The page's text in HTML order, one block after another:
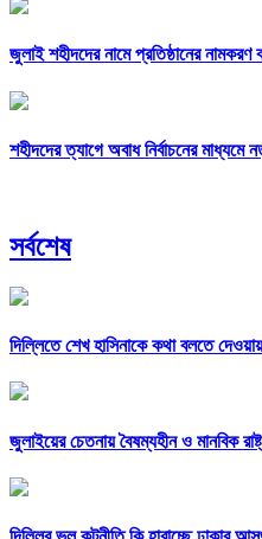
জুলাই শহীদদের নামে প্রতিষ্ঠানের নামকরণ
শহীদদের ত্যাগে অবাধ নির্বাচনের মাধ্যমে
সর্বশেষ
দিল্লিতে শেখ হাসিনাকে কথা বলতে
জুলাইয়ের চেতনায় বৈষম্যহীন ও মানবিক